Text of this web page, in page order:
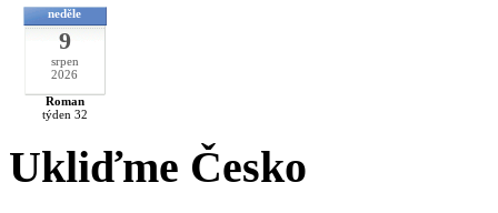
neděle
9
srpen
2026
Roman
týden 32
Ukliďme Česko